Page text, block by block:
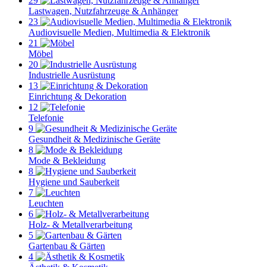
Lastwagen, Nutzfahrzeuge & Anhänger
23
Audiovisuelle Medien, Multimedia & Elektronik
21
Möbel
20
Industrielle Ausrüstung
13
Einrichtung & Dekoration
12
Telefonie
9
Gesundheit & Medizinische Geräte
8
Mode & Bekleidung
8
Hygiene und Sauberkeit
7
Leuchten
6
Holz- & Metallverarbeitung
5
Gartenbau & Gärten
4